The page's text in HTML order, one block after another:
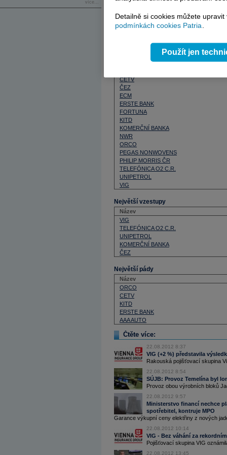
více...
Velmi dobře si dnes vedly i defenzivní
dokázala připsat téměř 1,5% zisk a
Morris
CR, který seanci zakončil na
Denní souhrn závěrečných cen ze
CETV
ČEZ
ECM
ERSTE BANK
FORTUNA
KITD
KOMERČNÍ BANKA
NWR
ORCO
PEGAS NONWOVENS
PHILIP MORRIS ČR
TELEFÓNICA O2 C.R.
UNIPETROL
VIG
Největší vzestupy
Název
VIG
TELEFÓNICA O2 C.R.
UNIPETROL
KOMERČNÍ BANKA
ČEZ
Největší pády
Název
ORCO
CETV
KITD
ERSTE BANK
AAA AUTO
Čtěte více:
22.08.2012 8:37
VIG (+2 %) představila
Rakouská pojišťovací skupina
22.08.2012 8:54
SÚJB: Provoz Temelína byl
Provoz obou výrobních bloků
22.08.2012 9:57
Ministerstvo financí nechce
spotřebitel, kontruje MPO
Garance výkupní ceny elektřiny z nových
22.08.2012 10:14
VIG - Bez váhání za
Pojišťovací skupina VIG
22.08.2012 13:45
Detailně si cookies můžete
podmínkách cookies Patria.
Použít jen